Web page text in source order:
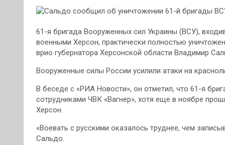
61-я бригада Вооруженных сил Украины (ВСУ),
военными Херсон, практически полностью
врио губернатора Херсонской области Владимир
Вооруженные силы России усилили атаки на
В беседе с «РИА Новости», он отметил, что 61-я
сотрудниками ЧВК «Вагнер», хотя еще в ноябре
Херсон.
«Воевать с русскими оказалось труднее, чем
Сальдо.